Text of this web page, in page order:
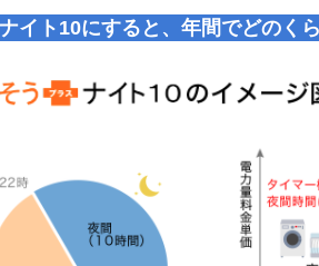
イト10にすると、年間でどのく